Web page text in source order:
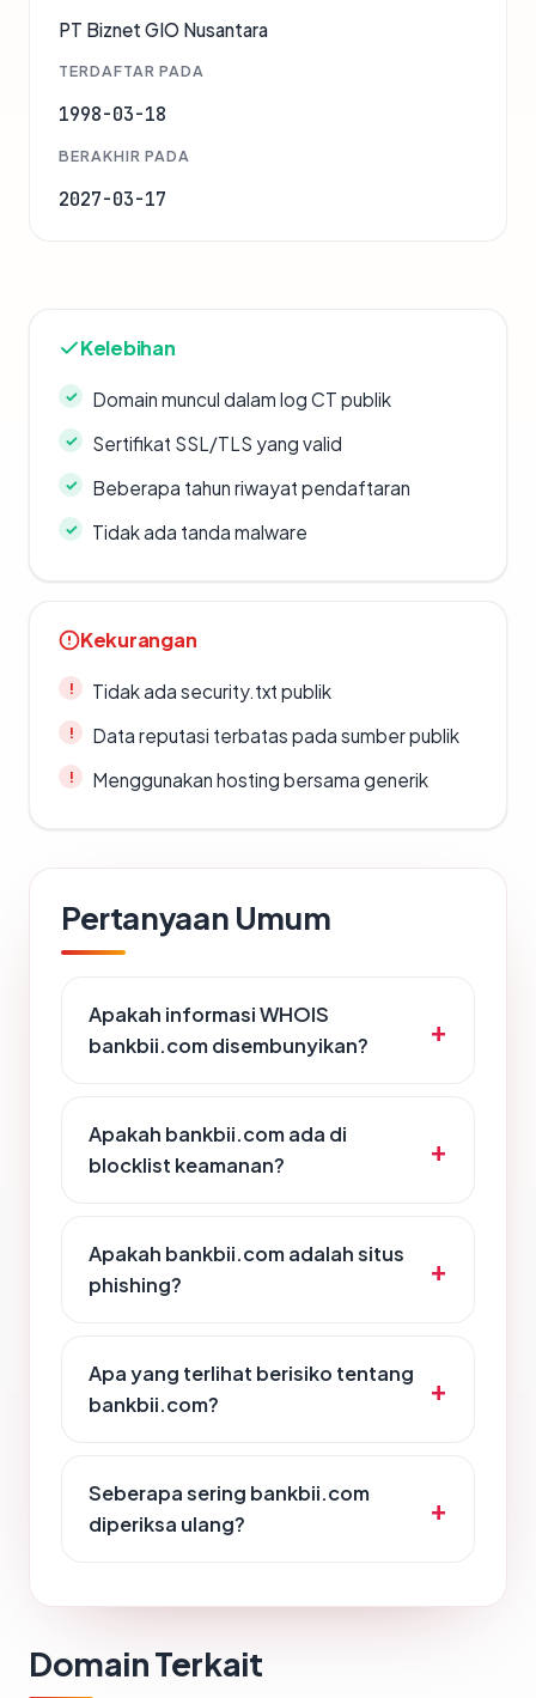
PT Biznet GIO Nusantara
TERDAFTAR PADA
1998-03-18
BERAKHIR PADA
2027-03-17
Kelebihan
Domain muncul dalam log CT publik
Sertifikat SSL/TLS yang valid
Beberapa tahun riwayat pendaftaran
Tidak ada tanda malware
Kekurangan
Tidak ada security.txt publik
Data reputasi terbatas pada sumber publik
Menggunakan hosting bersama generik
Pertanyaan Umum
Apakah informasi WHOIS
bankbii.com disembunyikan?
Apakah bankbii.com ada di
blocklist keamanan?
Apakah bankbii.com adalah situs
phishing?
Apa yang terlihat berisiko tentang
bankbii.com?
Seberapa sering bankbii.com
diperiksa ulang?
Domain Terkait